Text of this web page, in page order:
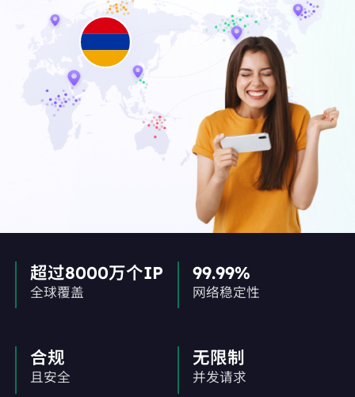
超过8000万个IP
全球覆盖
99.99%
网络稳定性
合规
且安全
无限制
并发请求